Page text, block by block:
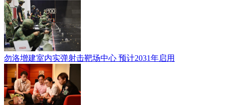
勿洛增建室内实弹射击靶场中心 预计2031年启用